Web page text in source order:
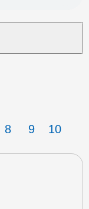
8 9 10